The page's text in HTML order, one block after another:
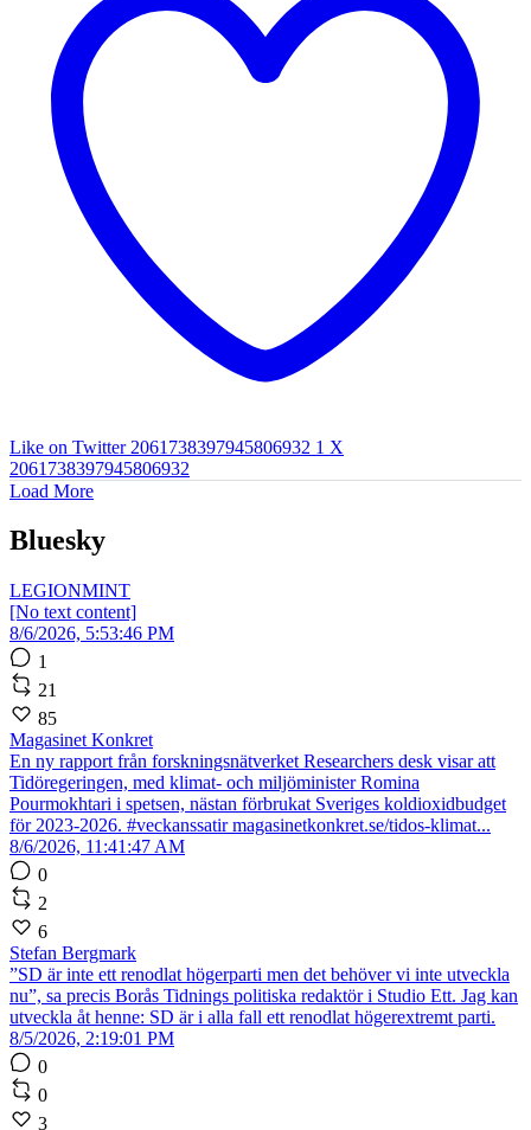
Like on Twitter 2061738397945806932 1 X
2061738397945806932
Load More
Bluesky
LEGIONMINT
[No text content]
8/6/2026, 5:53:46 PM
1
21
85
Magasinet Konkret
En ny rapport från forskningsnätverket Researchers desk visar att
Tidöregeringen, med klimat- och miljöminister Romina
Pourmokhtari i spetsen, nästan förbrukat Sveriges koldioxidbudget
för 2023-2026. #veckanssatir magasinetkonkret.se/tidos-klimat...
8/6/2026, 11:41:47 AM
0
2
6
Stefan Bergmark
”SD är inte ett renodlat högerparti men det behöver vi inte utveckla
nu”, sa precis Borås Tidnings politiska redaktör i Studio Ett. Jag kan
utveckla åt henne: SD är i alla fall ett renodlat högerextremt parti.
8/5/2026, 2:19:01 PM
0
0
3